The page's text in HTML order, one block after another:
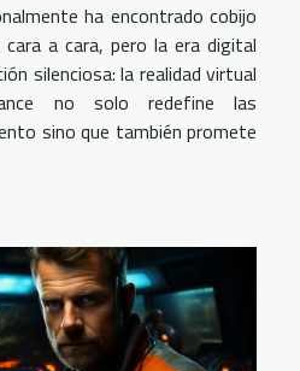
ha encontrado cobijo
a cara, pero la era digital
silenciosa: la realidad virtual
no solo redefine las
sino que también promete